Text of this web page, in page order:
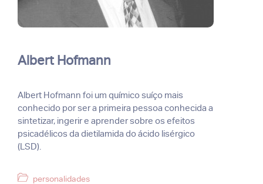
Albert Hofmann
Albert Hofmann foi um químico suíço mais
conhecido por ser a primeira pessoa conhecida a
sintetizar, ingerir e aprender sobre os efeitos
psicadélicos da dietilamida do ácido lisérgico
(LSD).
Categorias
personalidades